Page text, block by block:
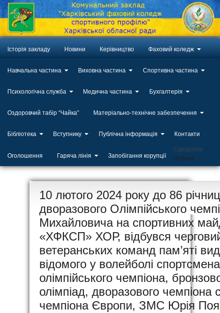
Історія закладу Новини Керівництво Фаховий коледж
Навчальна частина Виховна частина Спортивна частина
Психологічна служба Медична частина Бухгалтерія
Оздоровчий табір “Чайка” Матеріально-технічне забезпечення
Бібліотека Вступнику Публічна інформація Контакти
Оголошення Гаряча лінія Запобігання корупції
Categories
Новини
20
10 лютого 2024 року до 86
дворазового Олімпійського
Михайловича на спортивних
«ХФКСП» ХОР, відбувся
ветеранських команд пам’яті
відомого у волейболі
олімпійського чемпіона,
олімпіад, дворазового чемпіона
чемпіона Європи, ЗМС Юрія